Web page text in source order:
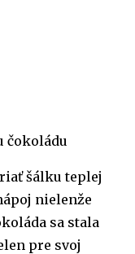
čokoládu
šálku teplej
nielenže
sa stala
pre svoj